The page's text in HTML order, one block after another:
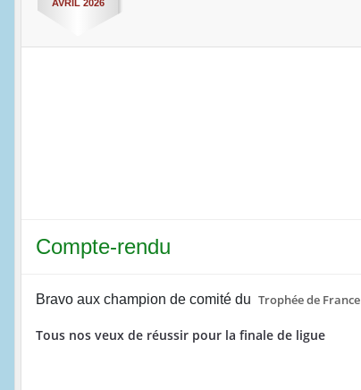
AVRIL 2026
Compte-rendu
Bravo aux champion de comité du Trophée de France
Tous nos veux de réussir pour la finale de ligue